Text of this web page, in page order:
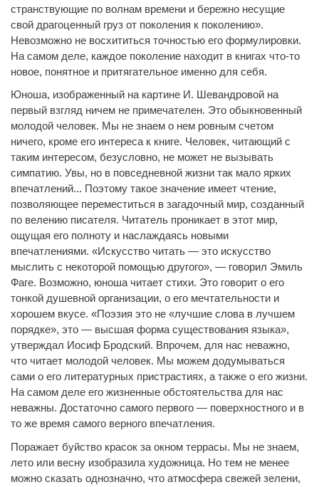
странствующие по волнам времени и бережно несущие
свой драгоценный груз от поколения к поколению».
Невозможно не восхититься точностью его формулировки.
На самом деле, каждое поколение находит в книгах что-то
новое, понятное и притягательное именно для себя.
Юноша, изображенный на картине И. Шевандровой на
первый взгляд ничем не примечателен. Это обыкновенный
молодой человек. Мы не знаем о нем ровным счетом
ничего, кроме его интереса к книге. Человек, читающий с
таким интересом, безусловно, не может не вызывать
симпатию. Увы, но в повседневной жизни так мало ярких
впечатлений... Поэтому такое значение имеет чтение,
позволяющее переместиться в загадочный мир, созданный
по велению писателя. Читатель проникает в этот мир,
ощущая его полноту и наслаждаясь новыми
впечатлениями. «Искусство читать — это искусство
мыслить с некоторой помощью другого», — говорил Эмиль
Фаге. Возможно, юноша читает стихи. Это говорит о его
тонкой душевной организации, о его мечтательности и
хорошем вкусе. «Поэзия это не «лучшие слова в лучшем
порядке», это — высшая форма существования языка»,
утверждал Иосиф Бродский. Впрочем, для нас неважно,
что читает молодой человек. Мы можем додумываться
сами о его литературных пристрастиях, а также о его жизни.
На самом деле его жизненные обстоятельства для нас
неважны. Достаточно самого первого — поверхностного и в
то же время самого верного впечатления.
Поражает буйство красок за окном террасы. Мы не знаем,
лето или весну изобразила художница. Но тем не менее
можно сказать однозначно, что атмосфера свежей зелени,